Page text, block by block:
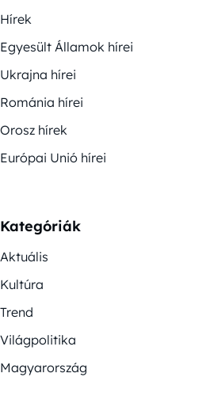
Hírek
Egyesült Államok hírei
Ukrajna hírei
Románia hírei
Orosz hírek
Európai Unió hírei
Kategóriák
Aktuális
Kultúra
Trend
Világpolitika
Magyarország